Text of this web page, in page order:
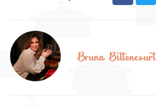
Bruna Bittencourt